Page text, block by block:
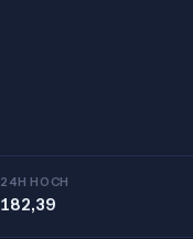
24H HOCH
182,39